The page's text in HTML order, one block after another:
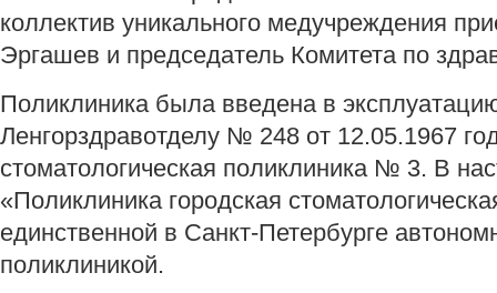
коллектив уникального медучреждения
Эргашев и председатель Комитета по
Поликлиника была введена в
Ленгорздравотделу № 248 от 12.05.1967
стоматологическая поликлиника № 3. В
«Поликлиника городская
единственной в Санкт-Петербурге
поликлиникой.